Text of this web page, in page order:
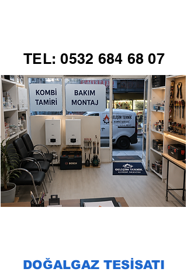
TEL:0532 684 68 07
DOĞALGAZ TESİSATI